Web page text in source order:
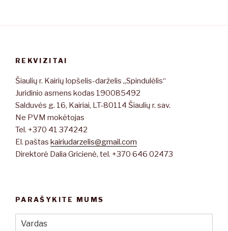
REKVIZITAI
Šiaulių r. Kairių lopšelis-darželis „Spindulėlis“
Juridinio asmens kodas 190085492
Salduvės g. 16, Kairiai, LT-80114 Šiaulių r. sav.
Ne PVM mokėtojas
Tel. +370 41 374242
El. paštas kairiudarzelis@gmail.com
Direktorė Dalia Gricienė, tel. +370 646 02473
PARAŠYKITE MUMS